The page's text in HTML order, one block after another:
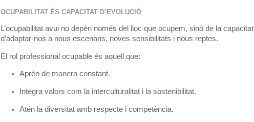
OCUPABILITAT ÉS CAPACITAT D’EVOLUCIÓ
L’ocupabilitat avui no depèn només del lloc que ocupem, sinó de la capacitat
d’adaptar-nos a nous escenaris, noves sensibilitats i nous reptes.
El rol professional ocupable és aquell que:
Aprèn de manera constant.
Integra valors com la interculturalitat i la sostenibilitat.
Atén la diversitat amb respecte i competència.